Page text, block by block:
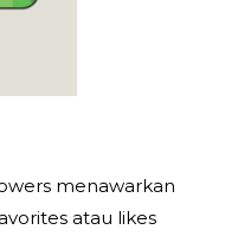
menawarkan
atau likes